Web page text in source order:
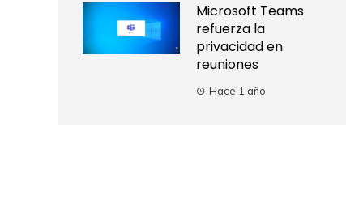
Microsoft Teams
refuerza la
privacidad en
reuniones
Hace 1 año